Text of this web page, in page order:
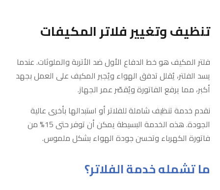
تنظيف وتغيير فلاتر المكيفات
فلتر المكيف هو خط الدفاع الأول ضد الأتربة والملوثات. عندما
يسد الفلتر، يُقلل تدفق الهواء ويُجبر المكيف على العمل بجهد
أكبر، مما يرفع الفاتورة ويُقصّر عمر الجهاز.
نقدم خدمة تنظيف شاملة للفلاتر أو استبدالها بأخرى عالية
الجودة. هذه الخدمة البسيطة يمكن أن توفر حتى 15% من
فاتورة الكهرباء وتحسن جودة الهواء بشكل ملموس.
ما تشمله خدمة الفلاتر؟